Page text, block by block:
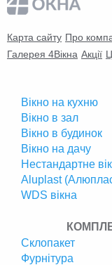
Карта сайту Про
Галерея 4Вікна Акції
Вікно на кухню
Вікно в зал
Вікно в будинок
Вікно на дачу
Нестандартне
Аluplast
WDS вікна
Склопакет
Фурнітура